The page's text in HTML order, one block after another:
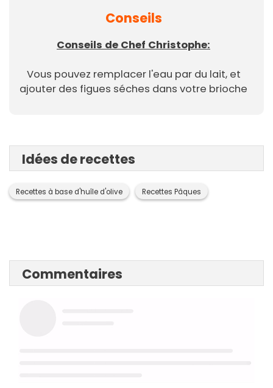
Conseils
Conseils de Chef Christophe:
Vous pouvez remplacer l'eau par du lait, et
ajouter des figues séches dans votre brioche
Idées de recettes
Recettes à base d'huîle d'olive Recettes Pâques
Commentaires